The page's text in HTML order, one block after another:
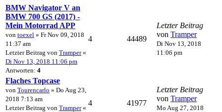
BMW Navigator V an
BMW 700 GS (2017) -
Mein Motorrad APP
von toexel » Fr Nov 09, 2018
11:37 am
Letzter Beitrag von Tramper«
Di Nov 13, 2018 11:06 pm
Antworten: 4
4 44489
Letzter Beitrag
von Tramper
Di Nov 13, 2018
11:06 pm
Flaches Topcase
von Tourencarlo » Do Aug 23,
2018 7:13 am
Letzter Beitrag von Tramper«
4 41977
Letzter Beitrag
von Tramper
Mo Aug 27, 2018